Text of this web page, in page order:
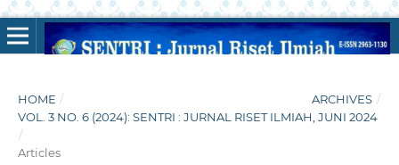
HOME / ARCHIVES /
VOL. 3 NO. 6 (2024): SENTRI : JURNAL RISET ILMIAH, JUNI 2024
/
Articles